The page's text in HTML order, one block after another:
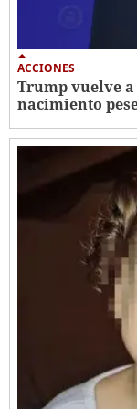
ACCIONES
Trump vuelve
nacimiento